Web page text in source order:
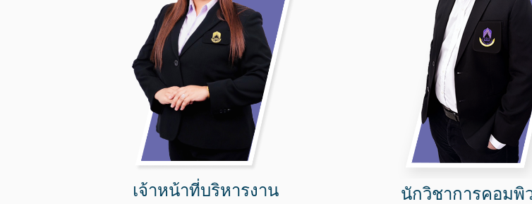
เจ้าหน้าที่บริหารงาน
นักวิชาการคอมพิ